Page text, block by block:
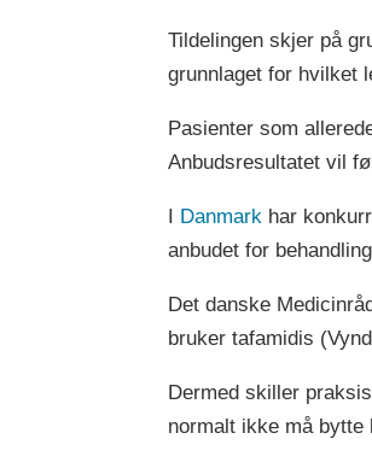
Tildelingen skjer på
grunnlaget for hvilket
Pasienter som
Anbudsresultatet vil
I Danmark har
anbudet for
Det danske
bruker tafamidis
Dermed skiller
normalt ikke må bytte